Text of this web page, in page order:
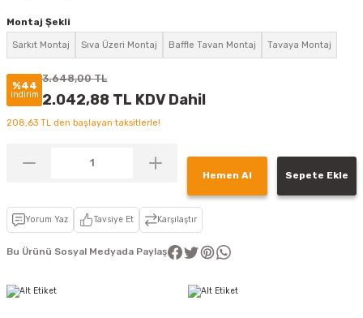
Montaj Şekli
Sarkıt Montaj Sıva Üzeri Montaj Baffle Tavan Montaj Tavaya Montaj
%44
indirim
3.648,00 TL
2.042,88 TL KDV Dahil
208,63 TL den başlayan taksitlerle!
Hemen Al Sepete Ekle
Yorum Yaz Tavsiye Et Karşılaştır
Bu Ürünü Sosyal Medyada Paylaş